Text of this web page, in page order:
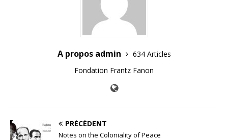
A propos admin
634 Articles
Fondation Frantz Fanon
PRÉCÉDENT
Notes on the Coloniality of Peace